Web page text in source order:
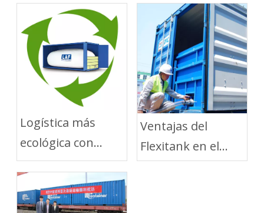
Logística más
ecológica con
soluciones de
embalaje flexibles
Ventajas del
Flexitank en el
Transporte Corto